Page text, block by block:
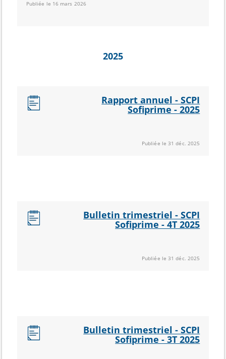
Publiée le 16 mars 2026
2025
Rapport annuel - SCPI
Sofiprime - 2025
Publiée le 31 déc. 2025
Bulletin trimestriel - SCPI
Sofiprime - 4T 2025
Publiée le 31 déc. 2025
Bulletin trimestriel - SCPI
Sofiprime - 3T 2025